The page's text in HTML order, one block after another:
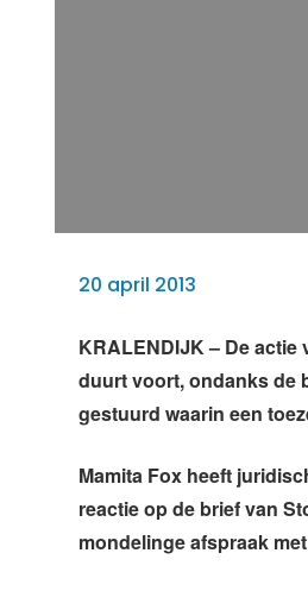
20 april 2013
KRALENDIJK – De
duurt voort, ondanks de
gestuurd waarin een
Mamita Fox heeft
reactie op de brief van
mondelinge afspraak